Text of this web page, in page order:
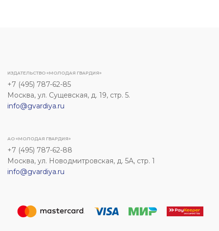
ИЗДАТЕЛЬСТВО «МОЛОДАЯ ГВАРДИЯ»
+7 (495) 787-62-85
Москва, ул. Сущевская, д. 19, стр. 5.
info@gvardiya.ru
АО «МОЛОДАЯ ГВАРДИЯ»
+7 (495) 787-62-88
Москва, ул. Новодмитровская, д. 5А, стр. 1
info@gvardiya.ru